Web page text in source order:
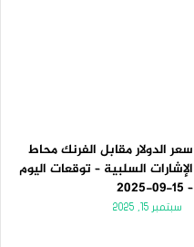
سعر الدولار مقابل الفرنك محاط
الإشارات السلبية – توقعات اليوم
– 15-09-2025
سبتمبر 15, 2025